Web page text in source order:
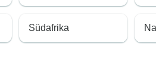
Südafrika